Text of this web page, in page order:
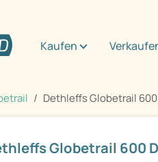
Kaufen
Dethleffs Globetrail
Globetrail 600